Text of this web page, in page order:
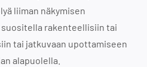
liiman näkymisen
rakenteellisiin tai
tai jatkuvaan upottamiseen
alapuolella.